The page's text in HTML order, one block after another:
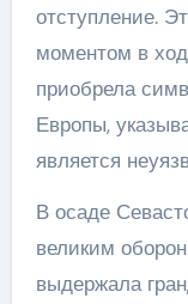
отступление.
моментом в
приобрела
Европы,
является
В осаде
великим
выдержала